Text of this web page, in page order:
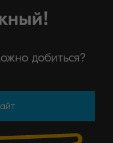
добиться?